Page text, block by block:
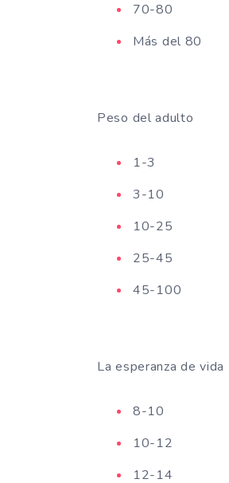
70-80
Más del 80
Peso del adulto
1-3
3-10
10-25
25-45
45-100
La esperanza de vida
8-10
10-12
12-14